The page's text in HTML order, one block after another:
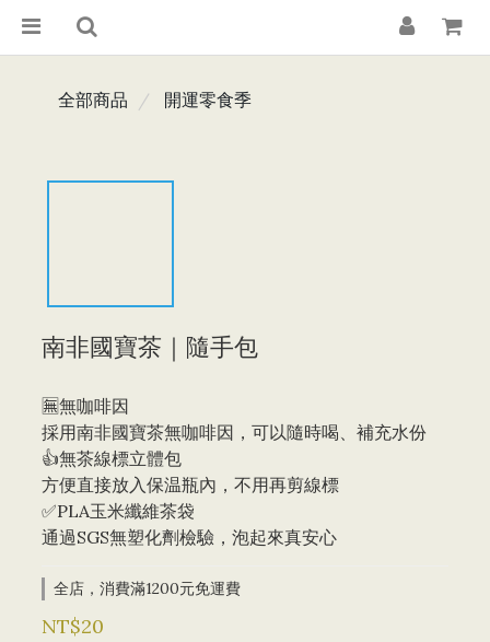
全部商品 開運零食季
南非國寶茶｜隨手包
🈚無咖啡因
採用南非國寶茶無咖啡因，可以隨時喝、補充水份
👍無茶線標立體包
方便直接放入保温瓶內，不用再剪線標
✅PLA玉米纖維茶袋
通過SGS無塑化劑檢驗，泡起來真安心
全店，消費滿1200元免運費
NT$20